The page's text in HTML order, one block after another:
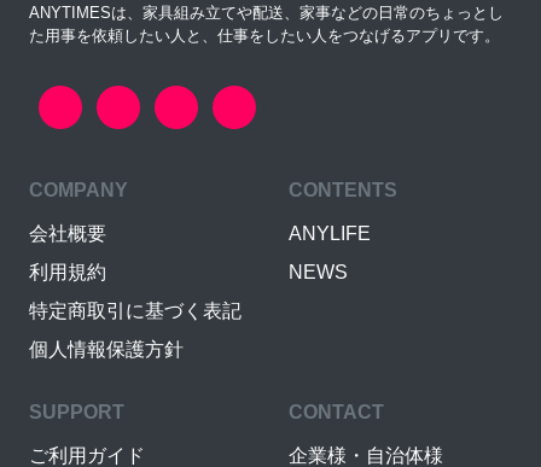
ANYTIMESは、家具組み立てや配送、家事などの日常のちょっとし
た用事を依頼したい人と、仕事をしたい人をつなげるアプリです。
COMPANY
会社概要
利用規約
特定商取引に基づく表記
個人情報保護方針
CONTENTS
ANYLIFE
NEWS
SUPPORT
ご利用ガイド
CONTACT
企業様・自治体様